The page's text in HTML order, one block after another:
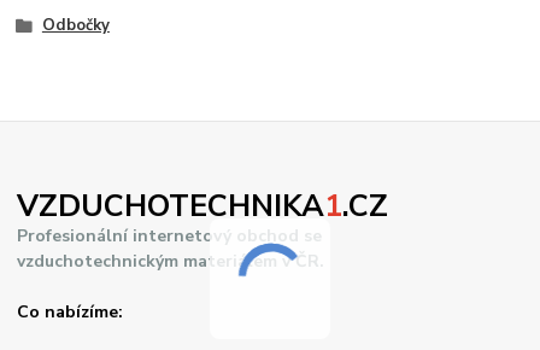
Odbočky
VZDUCHOTECHNIKA1.CZ
Profesionální internetový obchod se
vzduchotechnickým materiálem v ČR.
Co nabízíme: